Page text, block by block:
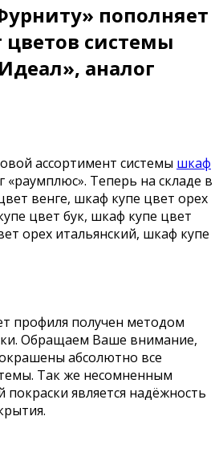
пополняет
цветов системы
аналог
ассортимент системы шкаф
«раумплюс». Теперь на складе в
венге, шкаф купе цвет орех
цвет бук, шкаф купе цвет
орех итальянский, шкаф купе
профиля получен методом
Обращаем Ваше внимание,
абсолютно все
Так же несомненным
является надёжность